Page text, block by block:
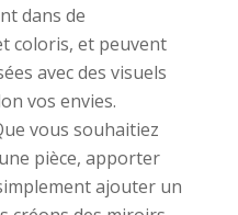
dans de
coloris, et peuvent
avec des visuels
vos envies.
vous souhaitiez
pièce, apporter
ajouter un